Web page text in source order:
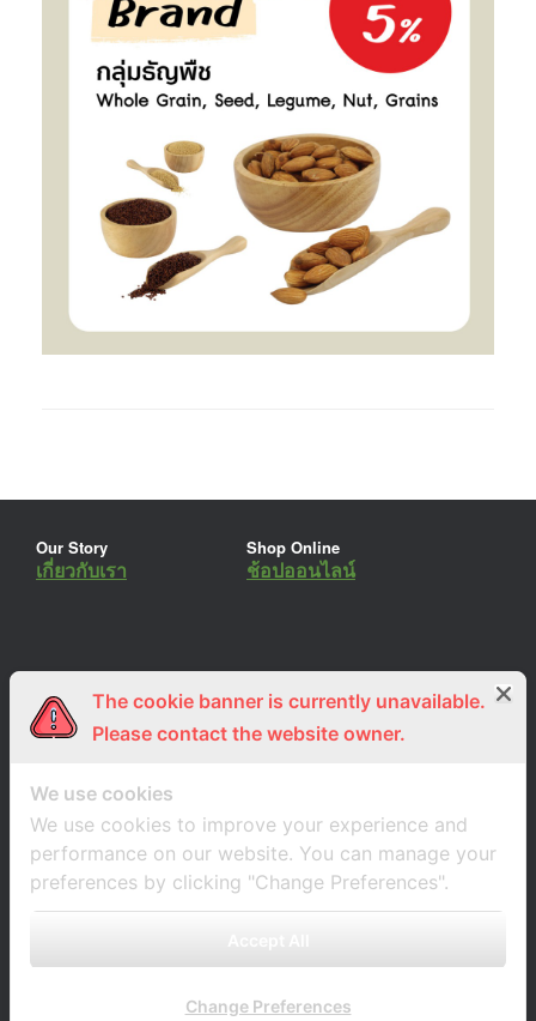
Our Story
เกี่ยวกับเรา
Shop Online
ช้อปออนไลน์
ร่วมงานกับเรา
สมัครงาน
Lemon Farm Cafe
ร้านอาหารอินทรีย์
The cookie banner is currently unavailable.
Please contact the website owner.
We use cookies
We use cookies to improve your experience and
performance on our website. You can manage your
preferences by clicking "Change Preferences".
Change Preferences